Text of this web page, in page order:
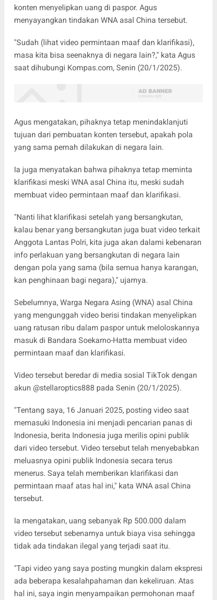
konten menyelipkan uang di paspor. Agus
menyayangkan tindakan WNA asal China tersebut.
"Sudah (lihat video permintaan maaf dan klarifikasi),
masa kita bisa seenaknya di negara lain?," kata Agus
saat dihubungi Kompas.com, Senin (20/1/2025).
Agus mengatakan, pihaknya tetap menindaklanjuti
tujuan dari pembuatan konten tersebut, apakah pola
yang sama pernah dilakukan di negara lain.
Ia juga menyatakan bahwa pihaknya tetap meminta
klarifikasi meski WNA asal China itu, meski sudah
membuat video permintaan maaf dan klarifikasi.
"Nanti lihat klarifikasi setelah yang bersangkutan,
kalau benar yang bersangkutan juga buat video terkait
Anggota Lantas Polri, kita juga akan dalami kebenaran
info perlakuan yang bersangkutan di negara lain
dengan pola yang sama (bila semua hanya karangan,
kan penghinaan bagi negara)," ujarnya.
Sebelumnya, Warga Negara Asing (WNA) asal China
yang mengunggah video berisi tindakan menyelipkan
uang ratusan ribu dalam paspor untuk meloloskannya
masuk di Bandara Soekarno-Hatta membuat video
permintaan maaf dan klarifikasi.
Video tersebut beredar di media sosial TikTok dengan
akun @stellaroptics888 pada Senin (20/1/2025).
"Tentang saya, 16 Januari 2025, posting video saat
memasuki Indonesia ini menjadi pencarian panas di
Indonesia, berita Indonesia juga merilis opini publik
dari video tersebut. Video tersebut telah menyebabkan
meluasnya opini publik Indonesia secara terus
menerus. Saya telah memberikan klarifikasi dan
permintaan maaf atas hal ini," kata WNA asal China
tersebut.
Ia mengatakan, uang sebanyak Rp 500.000 dalam
video tersebut sebenarnya untuk biaya visa sehingga
tidak ada tindakan ilegal yang terjadi saat itu.
"Tapi video yang saya posting mungkin dalam ekspresi
ada beberapa kesalahpahaman dan kekeliruan. Atas
hal ini, saya ingin menyampaikan permohonan maaf